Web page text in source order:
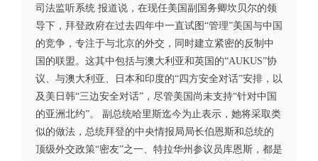
司法监听系统 报道说，在现任美国副国务卿坎贝尔的领
导下，拜登政府在过去四年中一直试图“管理”美国与中国
的竞争，专注于与北京的外交，同时建立紧密的反制中
国的联盟。这其中包括与澳大利亚和英国的“AUKUS”协
议、与澳大利亚、日本和印度的“四方安全对话”安排，以
及美日韩“三边安全对话”，尽管美国尚未支持“针对中国
的亚洲北约”。 副总统哈里斯迄今为止表示，她将采取类
似的做法，总统拜登的中央情报局局长伯恩斯和总统的
顶级外交政策“密友”之一、特拉华州参议员库恩斯，都是